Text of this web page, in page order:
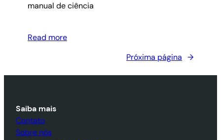
manual de ciência
Read more
Próxima página →
Saiba mais
Contato
Sobre nós